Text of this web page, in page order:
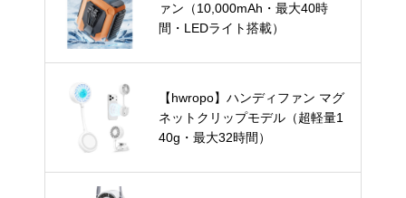
ァン（10,000mAh・最大40時
間・LEDライト搭載）
【hwropo】ハンディファン マグ
ネットクリップモデル（超軽量1
40g・最大32時間）